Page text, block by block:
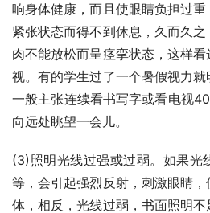
响身体健康，而且使眼睛负担过
紧张状态而得不到休息，久而久
肉不能放松而呈痉挛状态，这样
视。有的学生过了一个暑假视力就
一般主张连续看书写字或看电视
向远处眺望一会儿。
(3)照明光线过强或过弱。如果光
等，会引起强烈反射，刺激眼睛
体，相反，光线过弱，书面照明